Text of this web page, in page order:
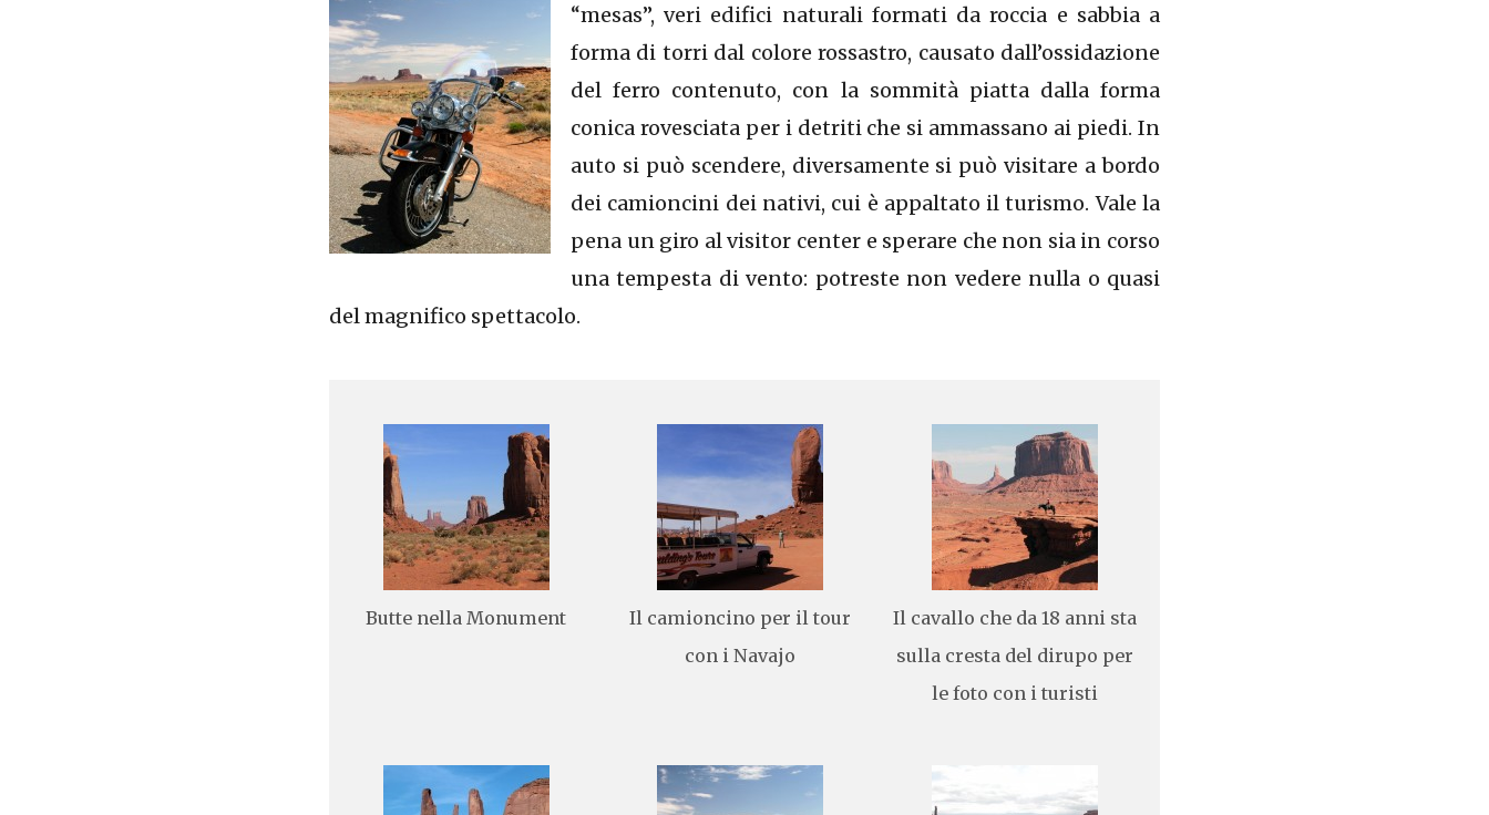
“mesas”, veri edifici naturali formati da roccia e sabbia a
forma di torri dal colore rossastro, causato dall’ossidazione
del ferro contenuto, con la sommità piatta dalla forma
conica rovesciata per i detriti che si ammassano ai piedi. In
auto si può scendere, diversamente si può visitare a bordo
dei camioncini dei nativi, cui è appaltato il turismo. Vale la
pena un giro al visitor center e sperare che non sia in corso
una tempesta di vento: potreste non vedere nulla o quasi
del magnifico spettacolo.
Butte nella Monument
Il camioncino per il tour
con i Navajo
Il cavallo che da 18 anni sta
sulla cresta del dirupo per
le foto con i turisti